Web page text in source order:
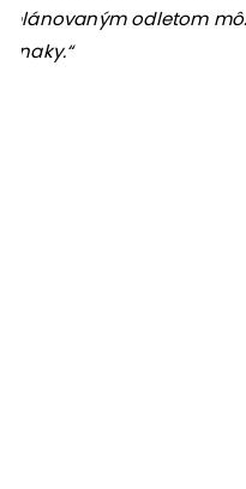
plánovaným odletom
znaky.“